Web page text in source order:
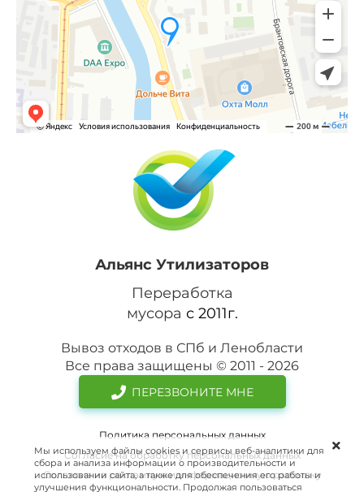
Альянс Утилизаторов
Переработка
мусора с 2011г.
Вывоз отходов в СПб и Ленобласти
Все права защищены © 2011 - 2026
ПЕРЕЗВОНИТЕ МНЕ
Политика персональных данных
Согласие на обработку персональных данных
Согласие на рекламную и информационную рассылку
Мы используем файлы cookies и сервисы веб-аналитики для
сбора и анализа информации о производительности и
использовании сайта, а также для обеспечения его работы и
улучшения функциональности. Продолжая пользоваться